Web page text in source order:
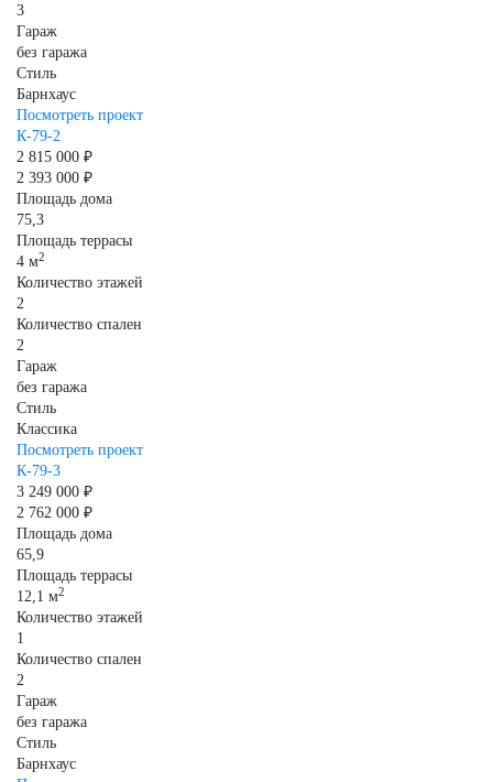
3
Гараж
без гаража
Стиль
Барнхаус
Посмотреть проект
К-79-2
2 815 000 ₽
2 393 000 ₽
Площадь дома
75,3
Площадь террасы
4 м2
Количество этажей
2
Количество спален
2
Гараж
без гаража
Стиль
Классика
Посмотреть проект
К-79-3
3 249 000 ₽
2 762 000 ₽
Площадь дома
65,9
Площадь террасы
12,1 м2
Количество этажей
1
Количество спален
2
Гараж
без гаража
Стиль
Барнхаус